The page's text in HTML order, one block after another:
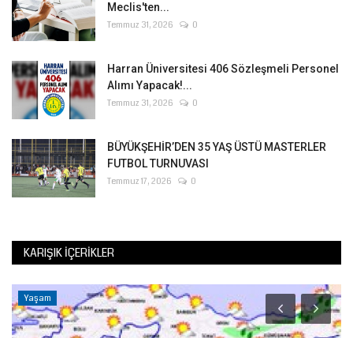
Meclis'ten...
Temmuz 31, 2026 0
Harran Üniversitesi 406 Sözleşmeli Personel
Alımı Yapacak!...
Temmuz 31, 2026 0
BÜYÜKŞEHİR’DEN 35 YAŞ ÜSTÜ MASTERLER
FUTBOL TURNUVASI
Temmuz 17, 2026 0
KARIŞIK İÇERIKLER
Yaşam